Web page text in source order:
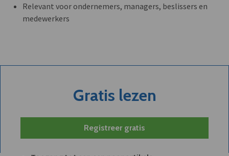
Relevant voor ondernemers, managers, beslissers en
medewerkers
Gratis lezen
Registreer gratis